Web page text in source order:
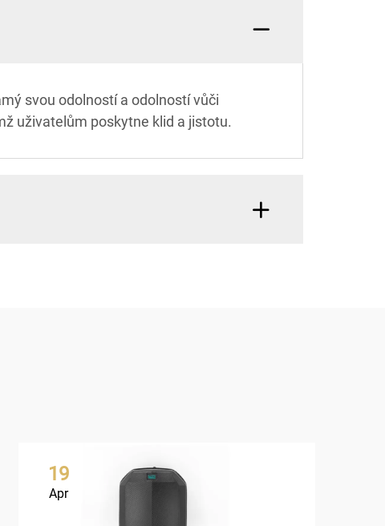
svou odolností a odolností vůči
uživatelům poskytne klid a jistotu.
19
Apr